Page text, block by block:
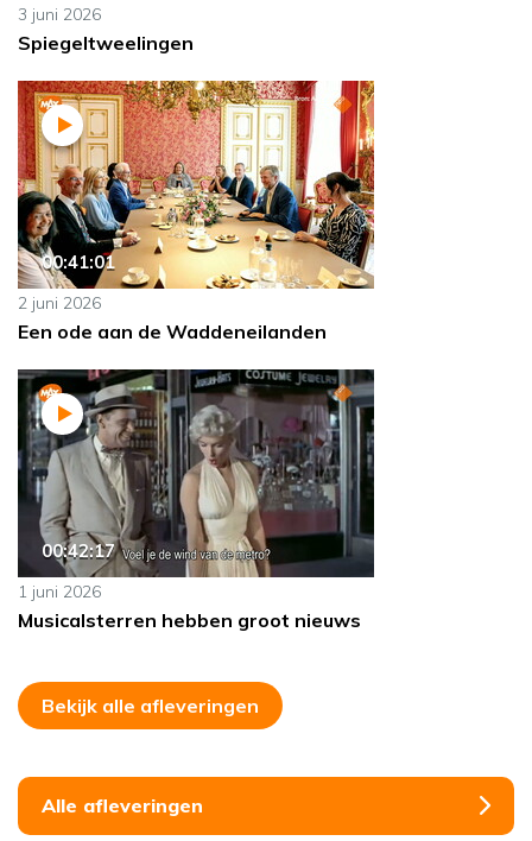
3 juni 2026
Spiegeltweelingen
00:41:01
2 juni 2026
Een ode aan de Waddeneilanden
00:42:17
1 juni 2026
Musicalsterren hebben groot nieuws
Bekijk alle afleveringen
Alle afleveringen